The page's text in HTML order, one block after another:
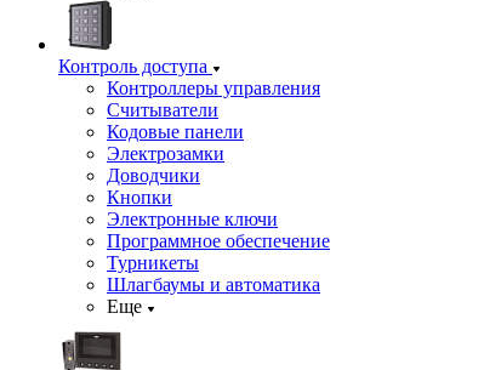
Контроль доступа
Контроллеры управления
Считыватели
Кодовые панели
Электрозамки
Доводчики
Кнопки
Электронные ключи
Программное обеспечение
Турникеты
Шлагбаумы и автоматика
Еще